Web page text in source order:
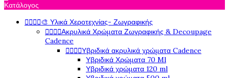
Κατάλογος
🎨 Υλικά Χεροτεχνίας- Ζωγραφικής
Ακρυλικά Χρώματα Ζωγραφικής & Decoupage
Cadence
Υβριδικά ακρυλικά χρώματα Cadence
Υβριδικά Χρώματα 70 Ml
Υβριδικά χρώματα 120 ml